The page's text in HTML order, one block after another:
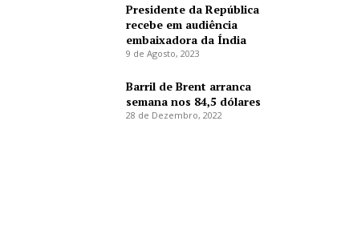
Presidente da República
recebe em audiência
embaixadora da Índia
9 de Agosto, 2023
Barril de Brent arranca
semana nos 84,5 dólares
28 de Dezembro, 2022